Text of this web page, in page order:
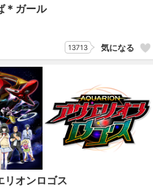
＊ガール
13713 気になる
リオンロゴス